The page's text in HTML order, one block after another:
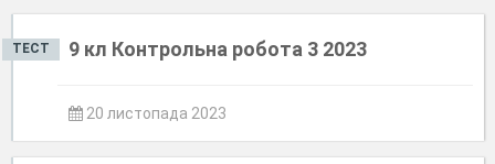
ТЕСТ 9 кл Контрольна робота 3 2023
20 листопада 2023